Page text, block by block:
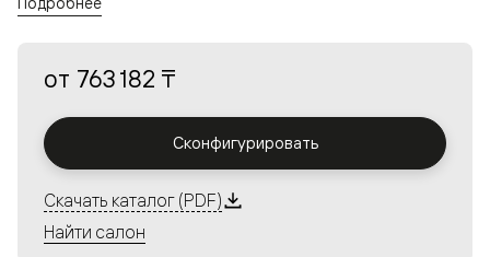
а большой выбор вставок из стекла с различными
решения в интерьере и варьировать освещённость.
Алюминиевые перегородки имеют единый профиль
с алюминиевыми дверьми и легко сочетаются в одном
от 763 182 ₸
Сконфигурировать
Скачать каталог (PDF)
Найти салон